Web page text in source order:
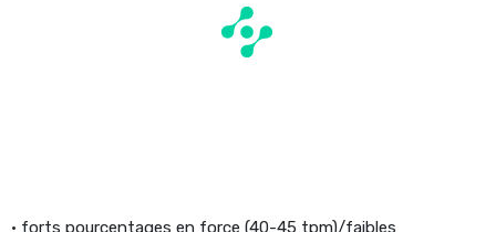
• forts pourcentages en force (40-45 tpm)/faibles